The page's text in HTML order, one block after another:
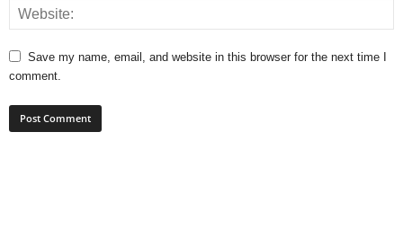
Save my name, email, and website in this browser for the next time I
comment.